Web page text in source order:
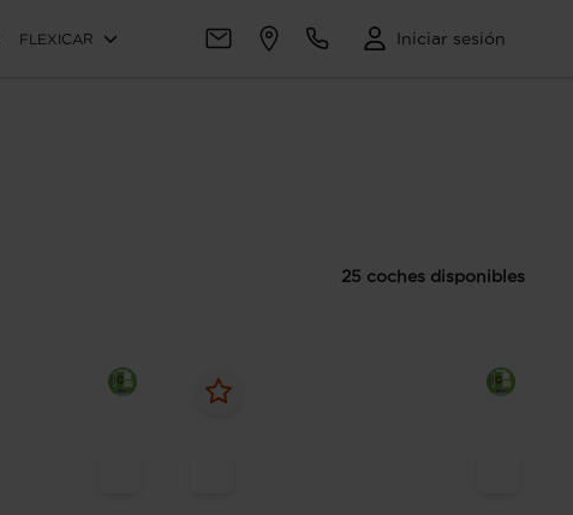
FLEXICAR Iniciar sesión
25 coches disponibles